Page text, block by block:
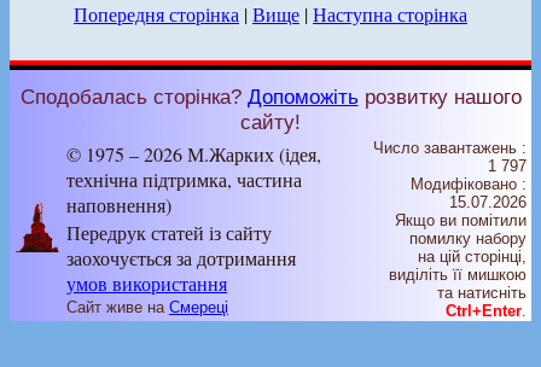
Попередня сторінка |Вище |Наступна сторінка
Сподобалась сторінка? Допоможіть розвитку нашого
сайту!
© 1975 – 2026 М.Жарких (ідея,
технічна підтримка, частина
наповнення)
Передрук статей із сайту
заохочується за дотримання
умов використання
Сайт живе на Смереці
Число завантажень :
1 797
Модифіковано :
15.07.2026
Якщо ви помітили
помилку набору
на цiй сторiнцi,
видiлiть її мишкою
та натисніть
Ctrl+Enter.